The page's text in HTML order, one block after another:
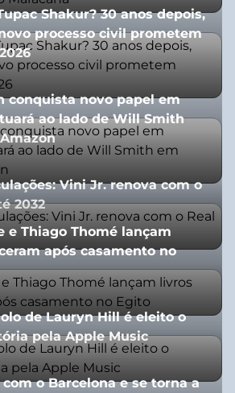
Shakur? 30 anos depois,
processo civil prometem
conquista novo papel em
ao lado de Will Smith
Vini Jr. renova com o
2032
e Thiago Thomé lançam
após casamento no
de Lauryn Hill é eleito o
pela Apple Music
o Barcelona e se torna a